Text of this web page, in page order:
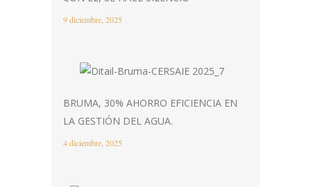
9 diciembre, 2025
BRUMA, 30% AHORRO EFICIENCIA EN
LA GESTIÓN DEL AGUA.
4 diciembre, 2025